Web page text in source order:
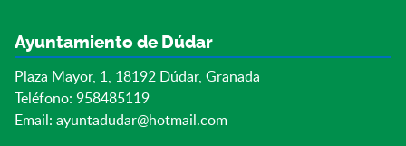
Ayuntamiento de Dúdar
Plaza Mayor, 1, 18192 Dúdar, Granada
Teléfono: 958485119
Email: ayuntadudar@hotmail.com